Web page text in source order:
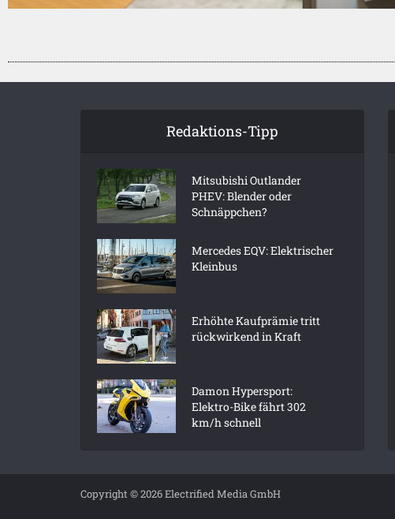
Redaktions-Tipp
Mitsubishi Outlander
PHEV: Blender oder
Schnäppchen?
Mercedes EQV: Elektrischer
Kleinbus
Erhöhte Kaufprämie tritt
rückwirkend in Kraft
Damon Hypersport:
Elektro-Bike fährt 302
km/h schnell
Copyright © 2026 Electrified Media GmbH